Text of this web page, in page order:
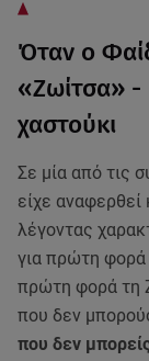
Όταν ο
«Ζωίτσα» -
χαστούκι
Σε μία από τις
είχε αναφερθεί
λέγοντας
για πρώτη φορά
πρώτη φορά τη
που δεν
που δεν